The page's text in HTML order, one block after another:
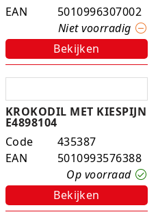
EAN
5010996307002
Niet voorradig
Bekijken
KROKODIL MET KIESPIJN
E4898104
Code
435387
EAN
5010993576388
Op voorraad
Bekijken
Experimenteer dozen
Fien en Teun
Fietsjes, scooters en acc
Frozen
Geweren en pistolen
Houten speelgoed
Ravensburger
Speelkleden
Spellen overige
Zwijsen
Slingers
Klussentape
Kubushouders
Lijm
Linialen
Nietmachines
Paperclips, punaises, etc
Parkeerschijf
Kaftplastic
Kopieer/print papier
Notitieboeken
Pin- en kassarollen
Schriften
Schrijfblokken
Plakdecoratie
Touw
Verzenddozen